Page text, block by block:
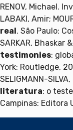
RENOV, Michael.
LABAKI, Amir;
real. São Paulo:
SARKAR, Bhaskar
testimonies:
York: Routledge,
SELIGMANN-
literatura: o
Campinas: Editora